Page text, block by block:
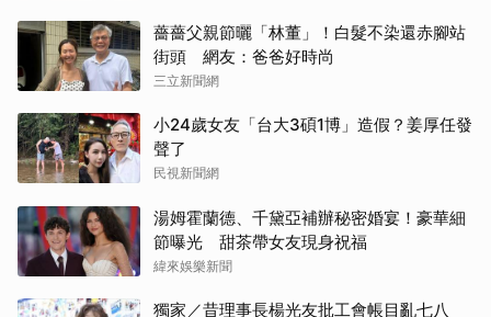
薔薔父親節曬「林董」！白髮不染還赤腳站
街頭 網友：爸爸好時尚
三立新聞網
小24歲女友「台大3碩1博」造假？姜厚任發
聲了
民視新聞網
湯姆霍蘭德、千黛亞補辦秘密婚宴！豪華細
節曝光 甜茶帶女友現身祝福
緯來娛樂新聞
獨家／昔理事長楊光友批工會帳目亂七八